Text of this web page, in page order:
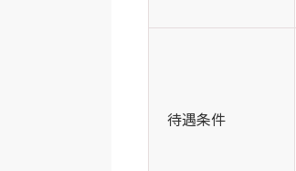
待遇条件